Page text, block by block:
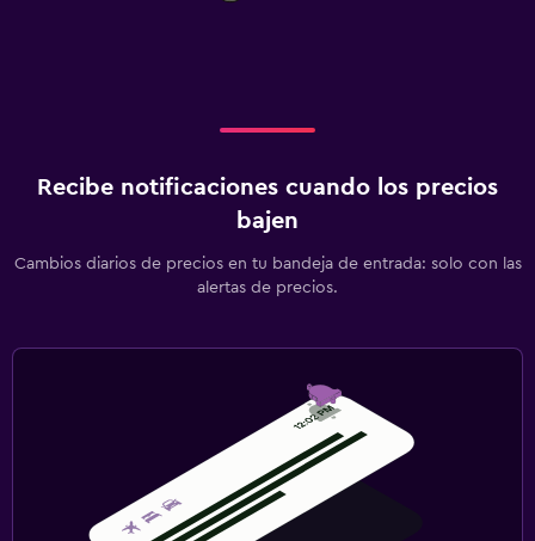
Recibe notificaciones cuando los precios
bajen
Cambios diarios de precios en tu bandeja de entrada: solo con las
alertas de precios.